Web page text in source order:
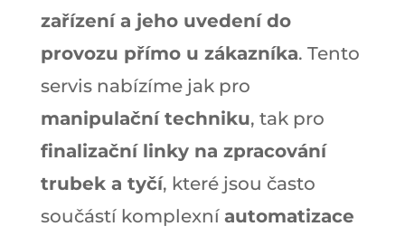
zařízení a jeho uvedení do
provozu přímo u zákazníka. Tento
servis nabízíme jak pro
manipulační techniku, tak pro
finalizační linky na zpracování
trubek a tyčí, které jsou často
součástí komplexní automatizace